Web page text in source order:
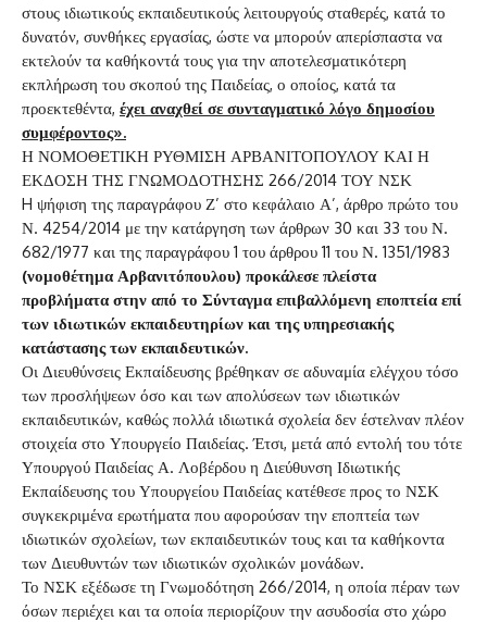
στους ιδιωτικούς εκπαιδευτικούς λειτουργούς σταθερές, κατά το
δυνατόν, συνθήκες εργασίας, ώστε να μπορούν απερίσπαστα να
εκτελούν τα καθήκοντά τους για την αποτελεσματικότερη
εκπλήρωση του σκοπού της Παιδείας, ο οποίος, κατά τα
προεκτεθέντα, έχει αναχθεί σε συνταγματικό λόγο δημοσίου
συμφέροντος».
Η ΝΟΜΟΘΕΤΙΚΗ ΡΥΘΜΙΣΗ ΑΡΒΑΝΙΤΟΠΟΥΛΟΥ ΚΑΙ Η
ΕΚΔΟΣΗ ΤΗΣ ΓΝΩΜΟΔΟΤΗΣΗΣ 266/2014 ΤΟΥ ΝΣΚ
H ψήφιση της παραγράφου Ζ’ στο κεφάλαιο Α’, άρθρο πρώτο του
Ν. 4254/2014 με την κατάργηση των άρθρων 30 και 33 του Ν.
682/1977 και της παραγράφου 1 του άρθρου 11 του Ν. 1351/1983
(νομοθέτημα Αρβανιτόπουλου) προκάλεσε πλείστα
προβλήματα στην από το Σύνταγμα επιβαλλόμενη εποπτεία επί
των ιδιωτικών εκπαιδευτηρίων και της υπηρεσιακής
κατάστασης των εκπαιδευτικών.
Οι Διευθύνσεις Εκπαίδευσης βρέθηκαν σε αδυναμία ελέγχου τόσο
των προσλήψεων όσο και των απολύσεων των ιδιωτικών
εκπαιδευτικών, καθώς πολλά ιδιωτικά σχολεία δεν έστελναν πλέον
στοιχεία στο Υπουργείο Παιδείας. Έτσι, μετά από εντολή του τότε
Υπουργού Παιδείας Α. Λοβέρδου η Διεύθυνση Ιδιωτικής
Εκπαίδευσης του Υπουργείου Παιδείας κατέθεσε προς το ΝΣΚ
συγκεκριμένα ερωτήματα που αφορούσαν την εποπτεία των
ιδιωτικών σχολείων, των εκπαιδευτικών τους και τα καθήκοντα
των Διευθυντών των ιδιωτικών σχολικών μονάδων.
Το ΝΣΚ εξέδωσε τη Γνωμοδότηση 266/2014, η οποία πέραν των
όσων περιέχει και τα οποία περιορίζουν την ασυδοσία στο χώρο